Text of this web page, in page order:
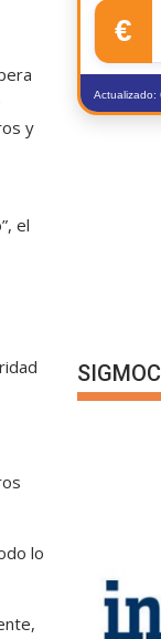
y
el
lo
€
Actualizado: